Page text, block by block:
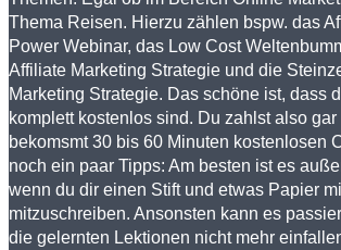
Thema Reisen. Hierzu zählen bspw. das
Power Webinar, das Low Cost
Affiliate Marketing Strategie und die
Marketing Strategie. Das schöne ist, dass
komplett kostenlos sind. Du zahlst also gar
bekomsmt 30 bis 60 Minuten kostenlosen
noch ein paar Tipps: Am besten ist es
wenn du dir einen Stift und etwas Papier
mitzuschreiben. Ansonsten kann es
die gelernten Lektionen nicht mehr